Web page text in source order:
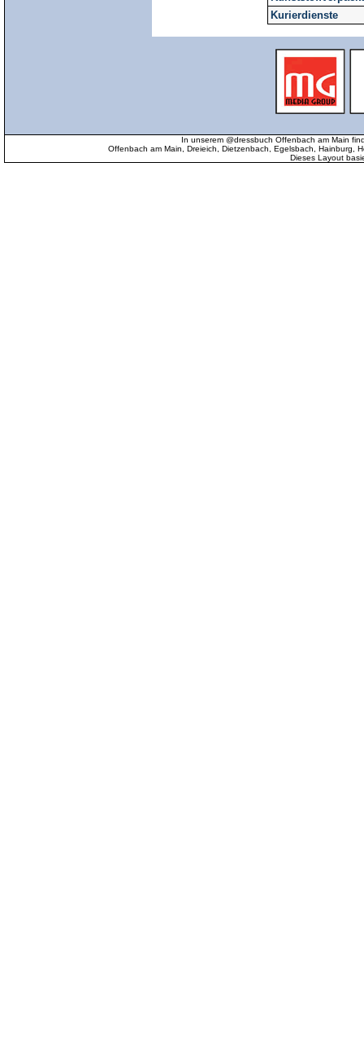
Kurierdienste
In unserem @dressbuch Offenbach am Main
Offenbach am Main, Dreieich, Dietzenbach, Egelsbach, Hainburg,
Dieses Layout